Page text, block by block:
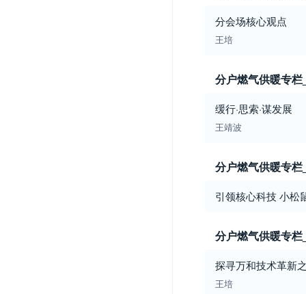
分会场核心观点
王培
分户燃气供暖专
缓行·思索·谋发展
王靖波
分户燃气供暖专栏
引领核心科技 小松
分户燃气供暖专栏
探寻万和技术革新
王培